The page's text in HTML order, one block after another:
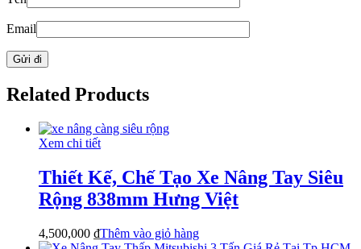
Email
Related Products
Xem chi tiết
Thiết Kế, Chế Tạo Xe Nâng Tay Siêu
Rộng 838mm Hưng Việt
4,500,000 ₫Thêm vào giỏ hàng